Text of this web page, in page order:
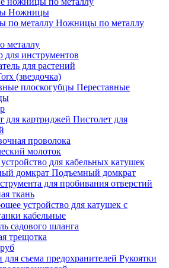
Ножницы
Ножницы по металлу
металлу
для инструментов
для растений
(звездочка)
Переставные
Пистолет для
проволока
молоток
для кабельных катушек
Подъемный домкрат
для пробивания отверстий
ткань
устройство для катушек с
кабельные
садового шланга
трещотка
Рукоятки